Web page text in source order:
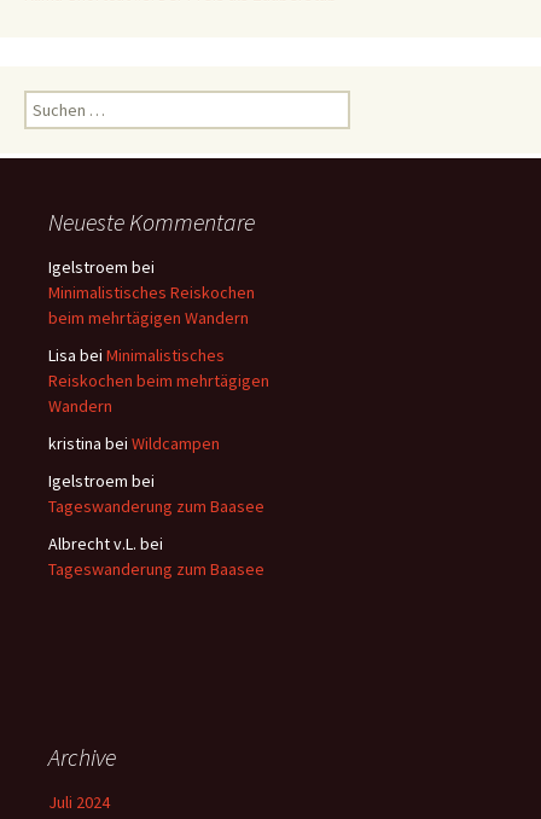
u
c
Neueste Kommentare
Igelstroem bei
Minimalistisches Reiskochen
beim mehrtägigen Wandern
Lisa bei Minimalistisches
Reiskochen beim mehrtägigen
Wandern
kristina bei Wildcampen
Igelstroem bei
Tageswanderung zum Baasee
Albrecht v.L. bei
Tageswanderung zum Baasee
Archive
Juli 2024